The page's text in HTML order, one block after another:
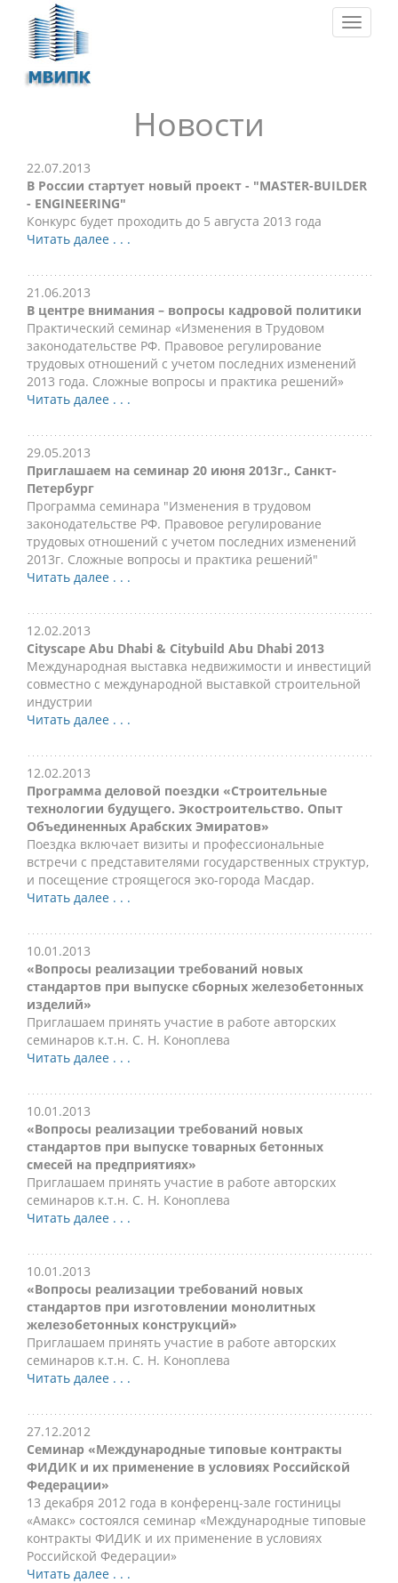
Toggle
Новости
22.07.2013
В России стартует новый проект - "MASTER-BUILDER
- ENGINEERING"
Конкурс будет проходить до 5 августа 2013 года
Читать далее . . .
21.06.2013
В центре внимания – вопросы кадровой политики
Практический семинар «Изменения в Трудовом
законодательстве РФ. Правовое регулирование
трудовых отношений с учетом последних изменений
2013 года. Сложные вопросы и практика решений»
Читать далее . . .
29.05.2013
Приглашаем на семинар 20 июня 2013г., Санкт-
Петербург
Программа семинара "Изменения в трудовом
законодательстве РФ. Правовое регулирование
трудовых отношений с учетом последних изменений
2013г. Сложные вопросы и практика решений"
Читать далее . . .
12.02.2013
Cityscape Abu Dhabi & Citybuild Abu Dhabi 2013
Международная выставка недвижимости и инвестиций
совместно с международной выставкой строительной
индустрии
Читать далее . . .
12.02.2013
Программа деловой поездки «Строительные
технологии будущего. Экостроительство. Опыт
Объединенных Арабских Эмиратов»
Поездка включает визиты и профессиональные
встречи с представителями государственных структур,
и посещение строящегося эко-города Масдар.
Читать далее . . .
10.01.2013
«Вопросы реализации требований новых
стандартов при выпуске сборных железобетонных
изделий»
Приглашаем принять участие в работе авторских
семинаров к.т.н. С. Н. Коноплева
Читать далее . . .
10.01.2013
«Вопросы реализации требований новых
стандартов при выпуске товарных бетонных
смесей на предприятиях»
Приглашаем принять участие в работе авторских
семинаров к.т.н. С. Н. Коноплева
Читать далее . . .
10.01.2013
«Вопросы реализации требований новых
стандартов при изготовлении монолитных
железобетонных конструкций»
Приглашаем принять участие в работе авторских
семинаров к.т.н. С. Н. Коноплева
Читать далее . . .
27.12.2012
Семинар «Международные типовые контракты
ФИДИК и их применение в условиях Российской
Федерации»
13 декабря 2012 года в конференц-зале гостиницы
«Амакс» состоялся семинар «Международные типовые
контракты ФИДИК и их применение в условиях
Российской Федерации»
Читать далее . . .